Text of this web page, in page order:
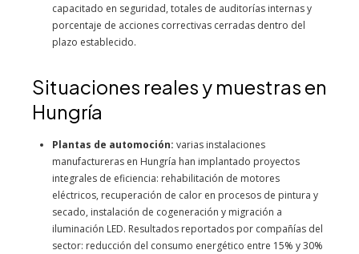
capacitado en seguridad, totales de auditorías internas y
porcentaje de acciones correctivas cerradas dentro del
plazo establecido.
Situaciones reales y muestras en
Hungría
Plantas de automoción: varias instalaciones
manufactureras en Hungría han implantado proyectos
integrales de eficiencia: rehabilitación de motores
eléctricos, recuperación de calor en procesos de pintura y
secado, instalación de cogeneración y migración a
iluminación LED. Resultados reportados por compañías del
sector: reducción del consumo energético entre 15% y 30%